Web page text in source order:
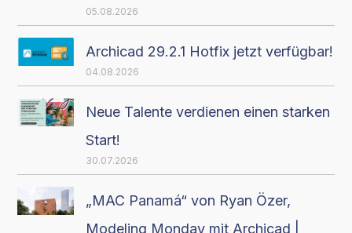
05.08.2026
Archicad 29.2.1 Hotfix jetzt verfügbar!
04.08.2026
Neue Talente verdienen einen starken
Start!
30.07.2026
„MAC Panamá“ von Ryan Özer,
Modeling Monday mit Archicad |